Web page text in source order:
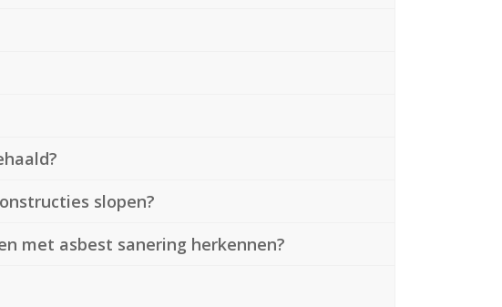
slopen?
met asbest sanering herkennen?